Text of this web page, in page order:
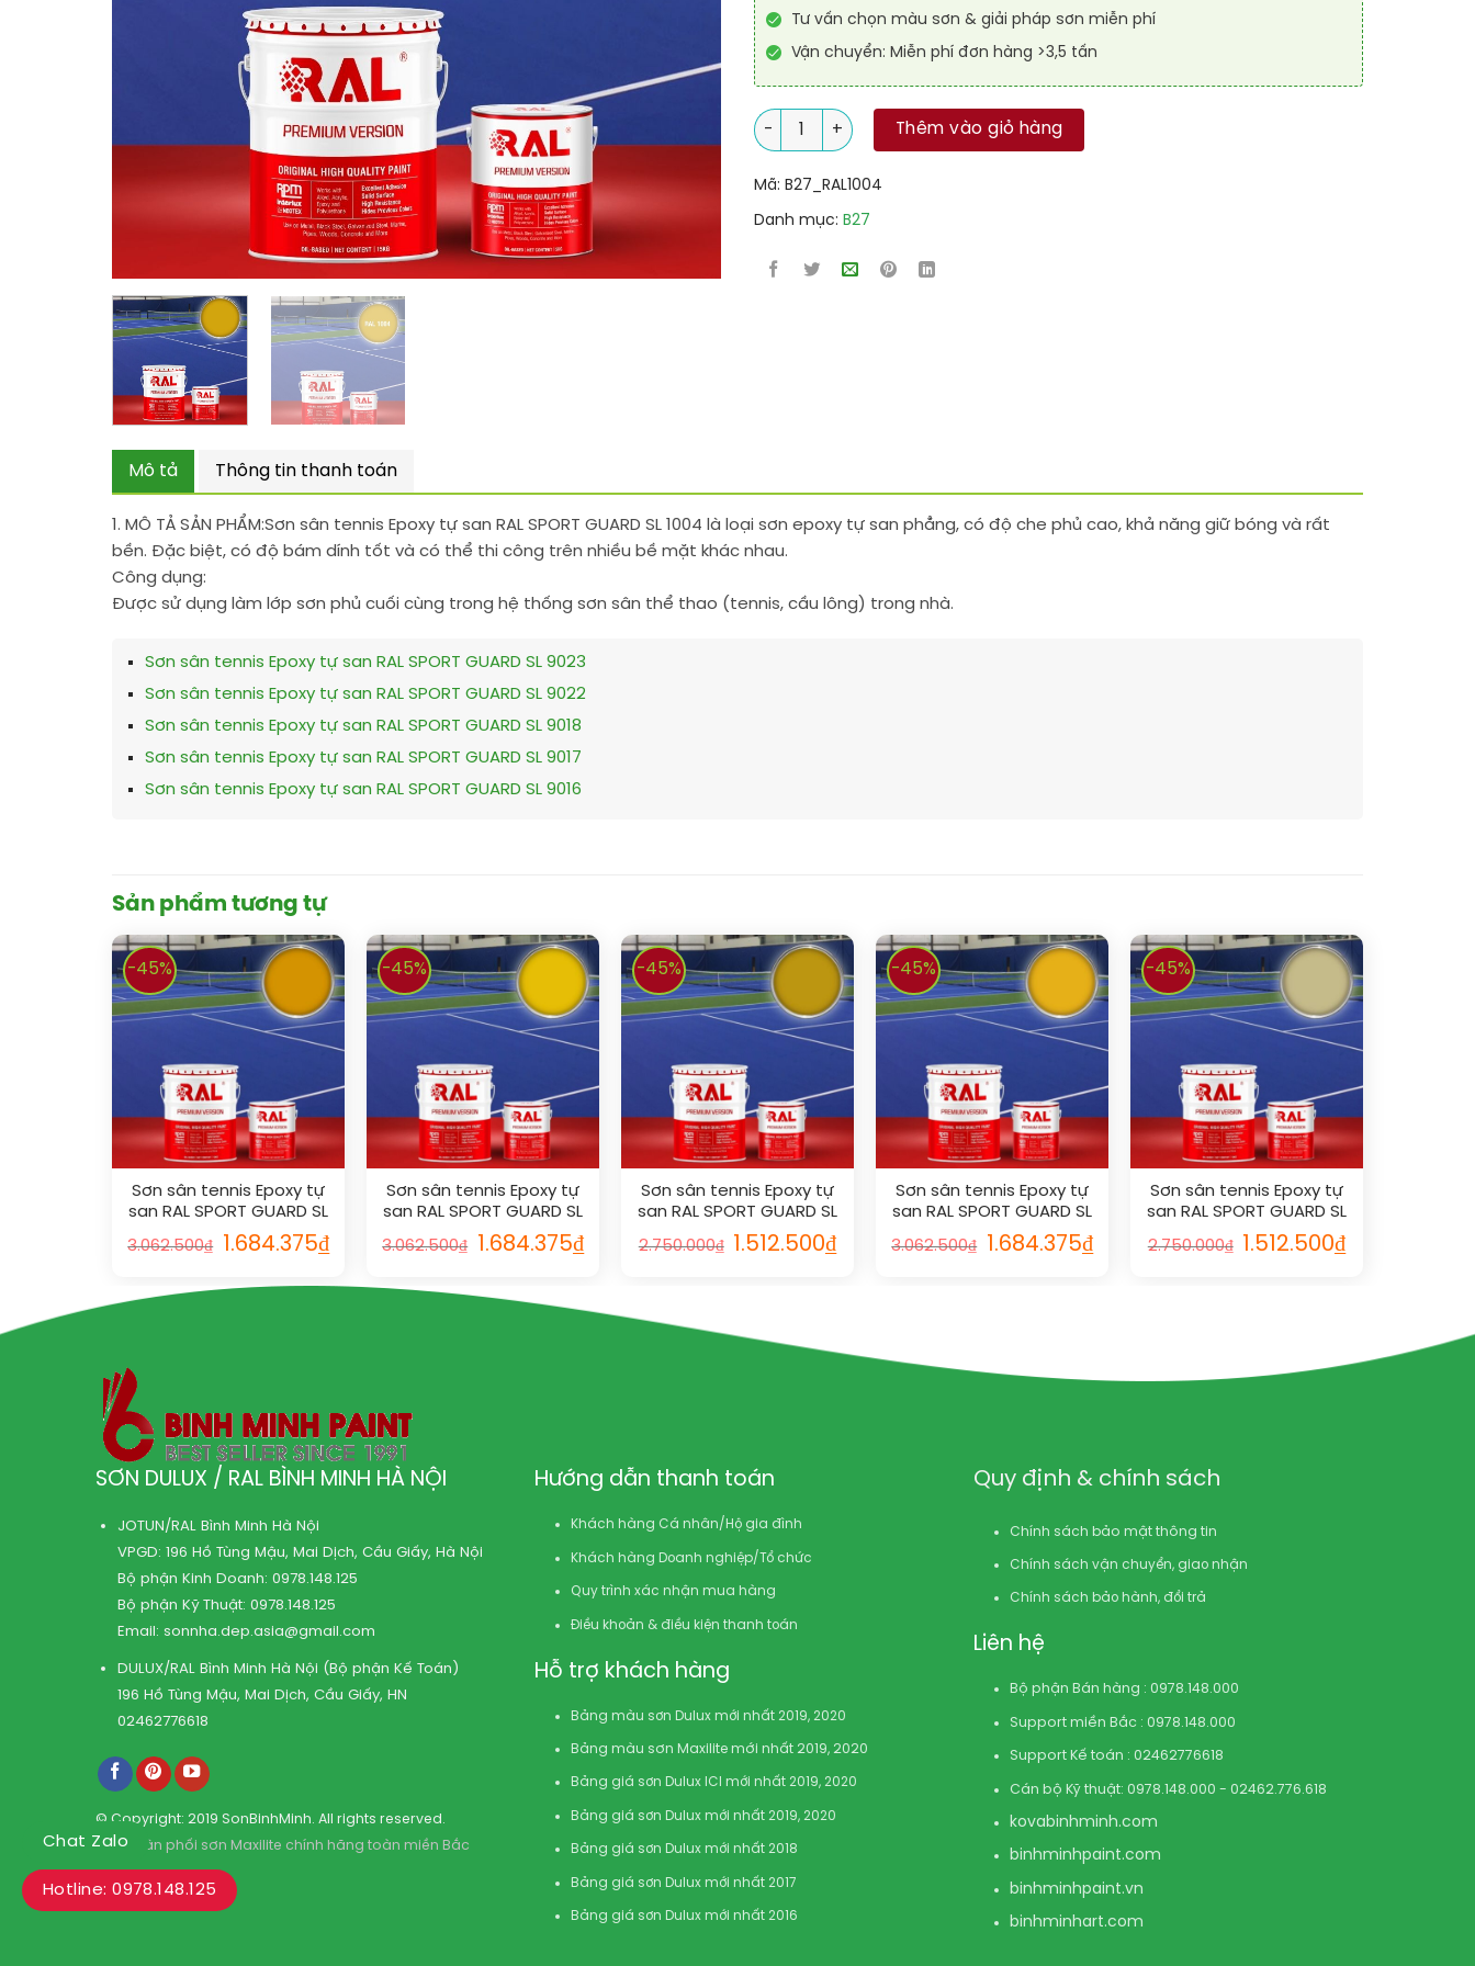
Tư vấn chọn màu sơn & giải pháp sơn miễn phí
Vận chuyển: Miễn phí đơn hàng >3,5 tấn
Sơn sân tennis Epoxy tự san RAL SPORT GUARD SL 1004 số lượng
Thêm vào giỏ hàng
Mã: B27_RAL1004
Danh mục: B27
Mô tả Thông tin thanh toán
1. MÔ TẢ SẢN PHẨM:Sơn sân tennis Epoxy tự san RAL SPORT GUARD SL 1004 là loại sơn epoxy tự san phẳng, có độ che phủ cao, khả năng giữ bóng và rất
bền. Đặc biệt, có độ bám dính tốt và có thể thi công trên nhiều bề mặt khác nhau.
Công dụng:
Được sử dụng làm lớp sơn phủ cuối cùng trong hệ thống sơn sân thể thao (tennis, cầu lông) trong nhà.
Sơn sân tennis Epoxy tự san RAL SPORT GUARD SL 9023
Sơn sân tennis Epoxy tự san RAL SPORT GUARD SL 9022
Sơn sân tennis Epoxy tự san RAL SPORT GUARD SL 9018
Sơn sân tennis Epoxy tự san RAL SPORT GUARD SL 9017
Sơn sân tennis Epoxy tự san RAL SPORT GUARD SL 9016
Sản phẩm tương tự
-45%
Sơn sân tennis Epoxy tự
san RAL SPORT GUARD SL
1007
3.062.500₫ 1.684.375₫
-45%
Sơn sân tennis Epoxy tự
san RAL SPORT GUARD SL
1023
3.062.500₫ 1.684.375₫
-45%
Sơn sân tennis Epoxy tự
san RAL SPORT GUARD SL
1005
2.750.000₫ 1.512.500₫
-45%
Sơn sân tennis Epoxy tự
san RAL SPORT GUARD SL
1003
3.062.500₫ 1.684.375₫
-45%
Sơn sân tennis Epoxy tự
san RAL SPORT GUARD SL
1000
2.750.000₫ 1.512.500₫
SƠN DULUX / RAL BÌNH MINH HÀ NỘI
JOTUN/RAL Bình Minh Hà Nội
VPGD: 196 Hồ Tùng Mậu, Mai Dịch, Cầu Giấy, Hà Nội
Bộ phận Kinh Doanh:0978.148.125
Bộ phận Kỹ Thuật:0978.148.125
Email: sonnha.dep.asia@gmail.com
DULUX/RAL Bình Minh Hà Nội (Bộ phận Kế Toán)
196 Hồ Tùng Mậu, Mai Dịch, Cầu Giấy, HN
02462776618
© Copyright: 2019 SonBinhMinh. All rights reserved.
Kho phân phối sơn Maxilite chính hãng toàn miền Bắc
Hướng dẫn thanh toán
Khách hàng Cá nhân/Hộ gia đình
Khách hàng Doanh nghiệp/Tổ chức
Quy trình xác nhận mua hàng
Điều khoản & điều kiện thanh toán
Hỗ trợ khách hàng
Bảng màu sơn Dulux mới nhất 2019, 2020
Bảng màu sơn Maxilite mới nhất 2019, 2020
Bảng giá sơn Dulux ICI mới nhất 2019, 2020
Bảng giá sơn Dulux mới nhất 2019, 2020
Bảng giá sơn Dulux mới nhất 2018
Bảng giá sơn Dulux mới nhất 2017
Bảng giá sơn Dulux mới nhất 2016
Quy định & chính sách
Chính sách bảo mật thông tin
Chính sách vận chuyển, giao nhận
Chính sách bảo hành, đổi trả
Liên hệ
Bộ phận Bán hàng : 0978.148.000
Support miền Bắc : 0978.148.000
Support Kế toán : 02462776618
Cán bộ Kỹ thuật: 0978.148.000 - 02462.776.618
kovabinhminh.com
binhminhpaint.com
binhminhpaint.vn
binhminhart.com
Chat Zalo
Hotline: 0978.148.125